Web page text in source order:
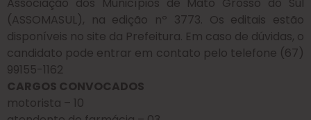
(ASSOMASUL), na edição nº 3773. Os editais estão
disponíveis no site da Prefeitura. Em caso de dúvidas, o
candidato pode entrar em contato pelo telefone (67)
99155-1162
CARGOS CONVOCADOS
motorista – 10